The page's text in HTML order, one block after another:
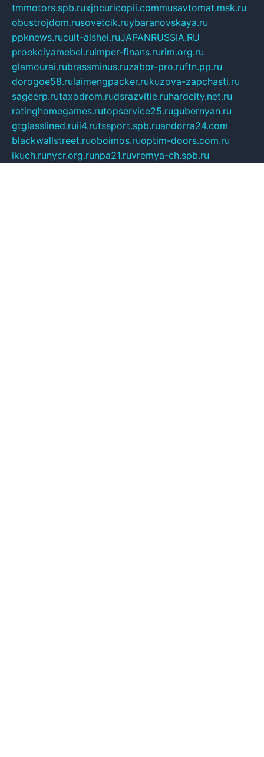
tmmotors.spb.ruxjocuricopii.commusavtomat.msk.ru
obustrojdom.rusovetcik.ruybaranovskaya.ru
ppknews.rucult-alshei.ruJAPANRUSSIA.RU
proekciyamebel.ruimper-finans.rurim.org.ru
glamourai.rubrassminus.ruzabor-pro.ruftn.pp.ru
dorogoe58.rulaimengpacker.rukuzova-zapchasti.ru
sageerp.rutaxodrom.rudsrazvitie.ruhardcity.net.ru
ratinghomegames.rutopservice25.rugubernyan.ru
gtglasslined.ruii4.rutssport.spb.ruandorra24.com
blackwallstreet.ruoboimos.ruoptim-doors.com.ru
ikuch.runycr.org.runpa21.ruvremya-ch.spb.ru